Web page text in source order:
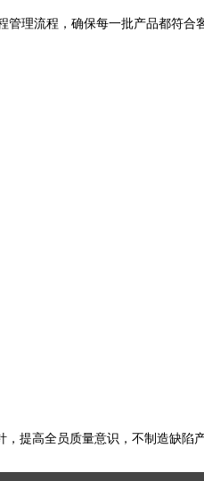
理流程，确保每一批产品都符合
提高全员质量意识，不制造缺陷